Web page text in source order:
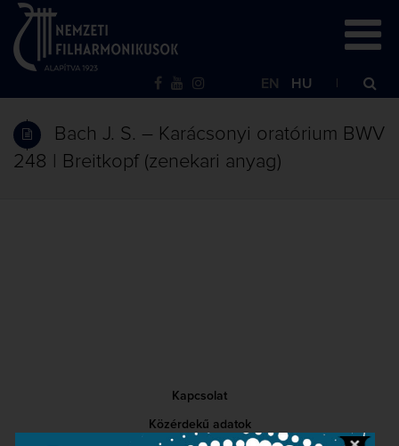
EN HU
Bach J. S. – Karácsonyi oratórium BWV
248 | Breitkopf (zenekari anyag)
Kapcsolat
Közérdekű adatok